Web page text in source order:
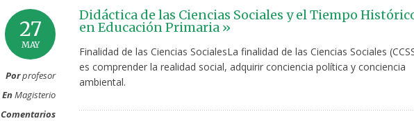
27
MAY
Porprofesor
EnMagisterio
Comentarios
Didáctica de las Ciencias Sociales y el Tiempo
en Educación Primaria »
Finalidad de las Ciencias SocialesLa finalidad de las Ciencias Sociales
es comprender la realidad social, adquirir conciencia política y conciencia
ambiental.